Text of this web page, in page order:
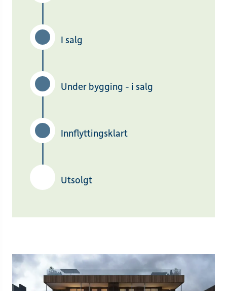
I salg
Under bygging - i salg
Innflyttingsklart
Utsolgt